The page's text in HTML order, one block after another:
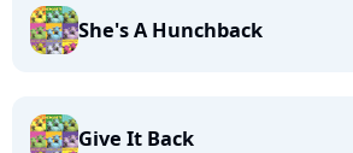
She's A Hunchback
Give It Back